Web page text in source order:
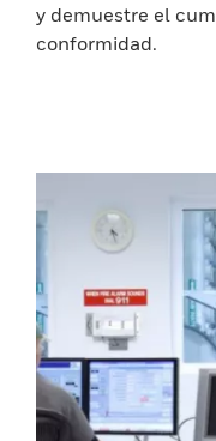
y demuestre el
conformidad.